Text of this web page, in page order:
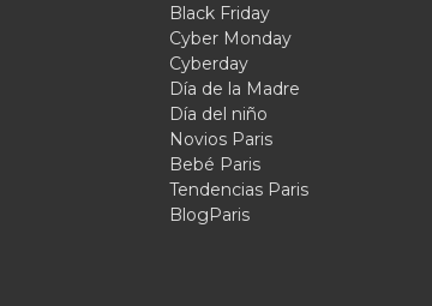
Black Friday
Cyber Monday
Cyberday
Día de la Madre
Día del niño
Novios Paris
Bebé Paris
Tendencias Paris
BlogParis